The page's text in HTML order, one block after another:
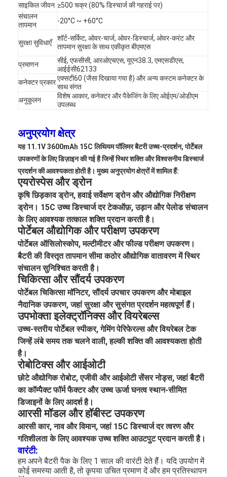
घर
उत्पादों
हमारे बारे में
साइकिल जीवन ≥500 चक्र (80% डिस्चार्ज की गहराई पर)
संचालन
तापमान
-20°C ~ +60°C
सुरक्षा सुविधाएँ
शॉर्ट-सर्किट, ओवर-चार्ज, ओवर-डिस्चार्ज, ओवर-करंट और
तापमान सुरक्षा के साथ एकीकृत बीएमएस
प्रमाणन
सीई, एफसीसी, आरओएचएस, यूएन38.3, एमएसडीएस,
आईईसी62133
कनेक्टर प्रकारएक्सटी60 (जैसा दिखाया गया है) और अन्य कस्टम कनेक्टर के
साथ संगत
अनुकूलन
विशेष आकार, कनेक्टर और पैकेजिंग के लिए ओईएम/ओडीएम
उपलब्ध
अनुप्रयोग क्षेत्र
यह 11.1V 3600mAh 15C लिथियम पॉलिमर बैटरी उच्च-प्रदर्शन, पोर्टेबल
उपकरणों के लिए डिज़ाइन की गई है जिन्हें स्थिर शक्ति और विश्वसनीय डिस्चार्ज
प्रदर्शन की आवश्यकता होती है। मुख्य अनुप्रयोग क्षेत्रों में शामिल हैं:
एयरोस्पेस और ड्रोन
कृषि छिड़काव ड्रोन, हवाई सर्वेक्षण ड्रोन और औद्योगिक निरीक्षण
ड्रोन। 15C उच्च डिस्चार्ज दर टेकऑफ़, उड़ान और पेलोड संचालन
के लिए आवश्यक तत्काल शक्ति प्रदान करती है।
पोर्टेबल औद्योगिक और परीक्षण उपकरण
पोर्टेबल ऑसिलोस्कोप, मल्टीमीटर और फील्ड परीक्षण उपकरण।
बैटरी की विस्तृत तापमान सीमा कठोर औद्योगिक वातावरण में स्थिर
संचालन सुनिश्चित करती है।
चिकित्सा और सौंदर्य उपकरण
पोर्टेबल चिकित्सा मॉनिटर, सौंदर्य उपचार उपकरण और मोबाइल
नैदानिक उपकरण, जहां सुरक्षा और सुसंगत प्रदर्शन महत्वपूर्ण हैं।
उपभोक्ता इलेक्ट्रॉनिक्स और वियरेबल्स
उच्च-स्तरीय पोर्टेबल स्पीकर, गेमिंग पेरिफेरल्स और वियरेबल टेक
जिन्हें लंबे समय तक चलने वाली, हल्की शक्ति की आवश्यकता होती
है।
रोबोटिक्स और आईओटी
छोटे औद्योगिक रोबोट, एजीवी और आईओटी सेंसर नोड्स, जहां बैटरी
का कॉम्पैक्ट फॉर्म फैक्टर और उच्च ऊर्जा घनत्व स्थान-सीमित
डिजाइनों के लिए आदर्श है।
आरसी मॉडल और हॉबीस्ट उपकरण
आरसी कार, नाव और विमान, जहां 15C डिस्चार्ज दर त्वरण और
गतिशीलता के लिए आवश्यक उच्च शक्ति आउटपुट प्रदान करती है।
वारंटी:
हम अपने बैटरी पैक के लिए 1 साल की वारंटी देते हैं। यदि उपयोग में
कोई समस्या आती है, तो कृपया उचित प्रमाण दें और हम प्रतिस्थापन